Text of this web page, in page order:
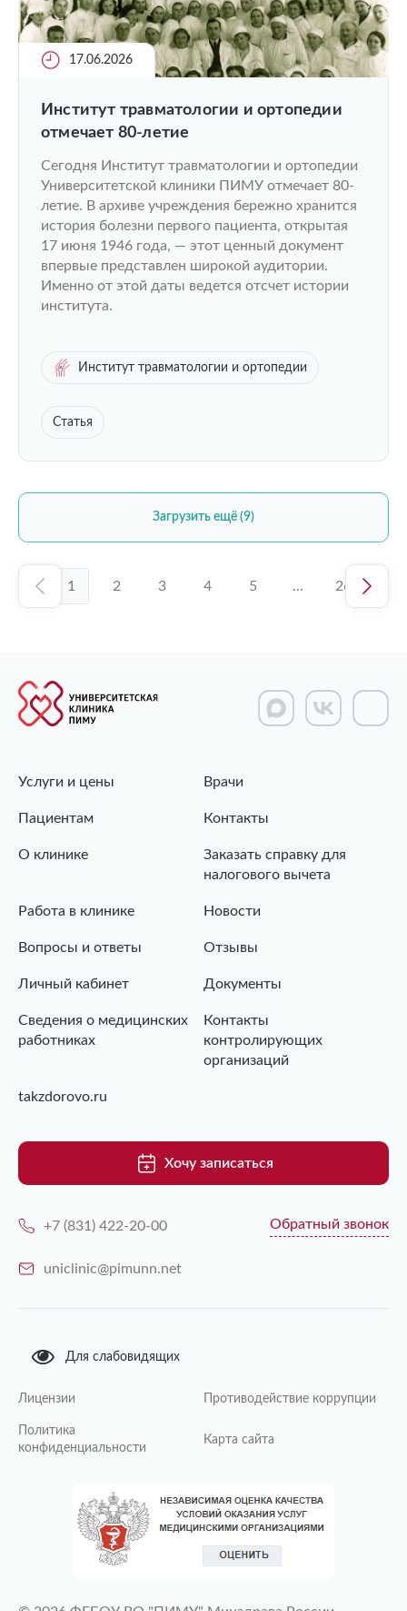
17.06.2026
Институт травматологии и ортопедии
отмечает 80-летие
Сегодня Институт травматологии и ортопедии
Университетской клиники ПИМУ отмечает 80-
летие. В архиве учреждения бережно хранится
история болезни первого пациента, открытая
17 июня 1946 года, — этот ценный документ
впервые представлен широкой аудитории.
Именно от этой даты ведется отсчет истории
института.
Институт травматологии и ортопедии
Статья
Загрузить ещё (9)
1 2 3 4 5 ... 26
Услуги и цены Врачи
Пациентам Контакты
О клинике
Заказать справку для
налогового вычета
Работа в клинике Новости
Вопросы и ответы Отзывы
Личный кабинет Документы
Сведения о медицинских
работниках
Контакты
контролирующих
организаций
takzdorovo.ru
Хочу записаться
+7 (831) 422-20-00 Обратный звонок
uniclinic@pimunn.net
Для слабовидящих
Лицензии Противодействие коррупции
Политика
конфиденциальности
Карта сайта